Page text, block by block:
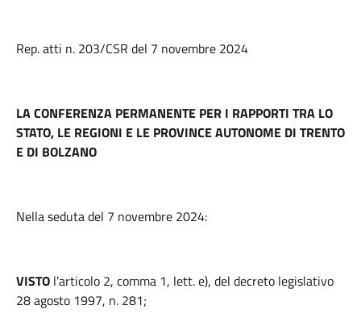
Rep. atti n. 203/CSR del 7 novembre 2024
LA CONFERENZA PERMANENTE PER I RAPPORTI TRA LO
STATO, LE REGIONI E LE PROVINCE AUTONOME DI TRENTO
E DI BOLZANO
Nella seduta del 7 novembre 2024:
VISTO l’articolo 2, comma 1, lett. e), del decreto legislativo
28 agosto 1997, n. 281;